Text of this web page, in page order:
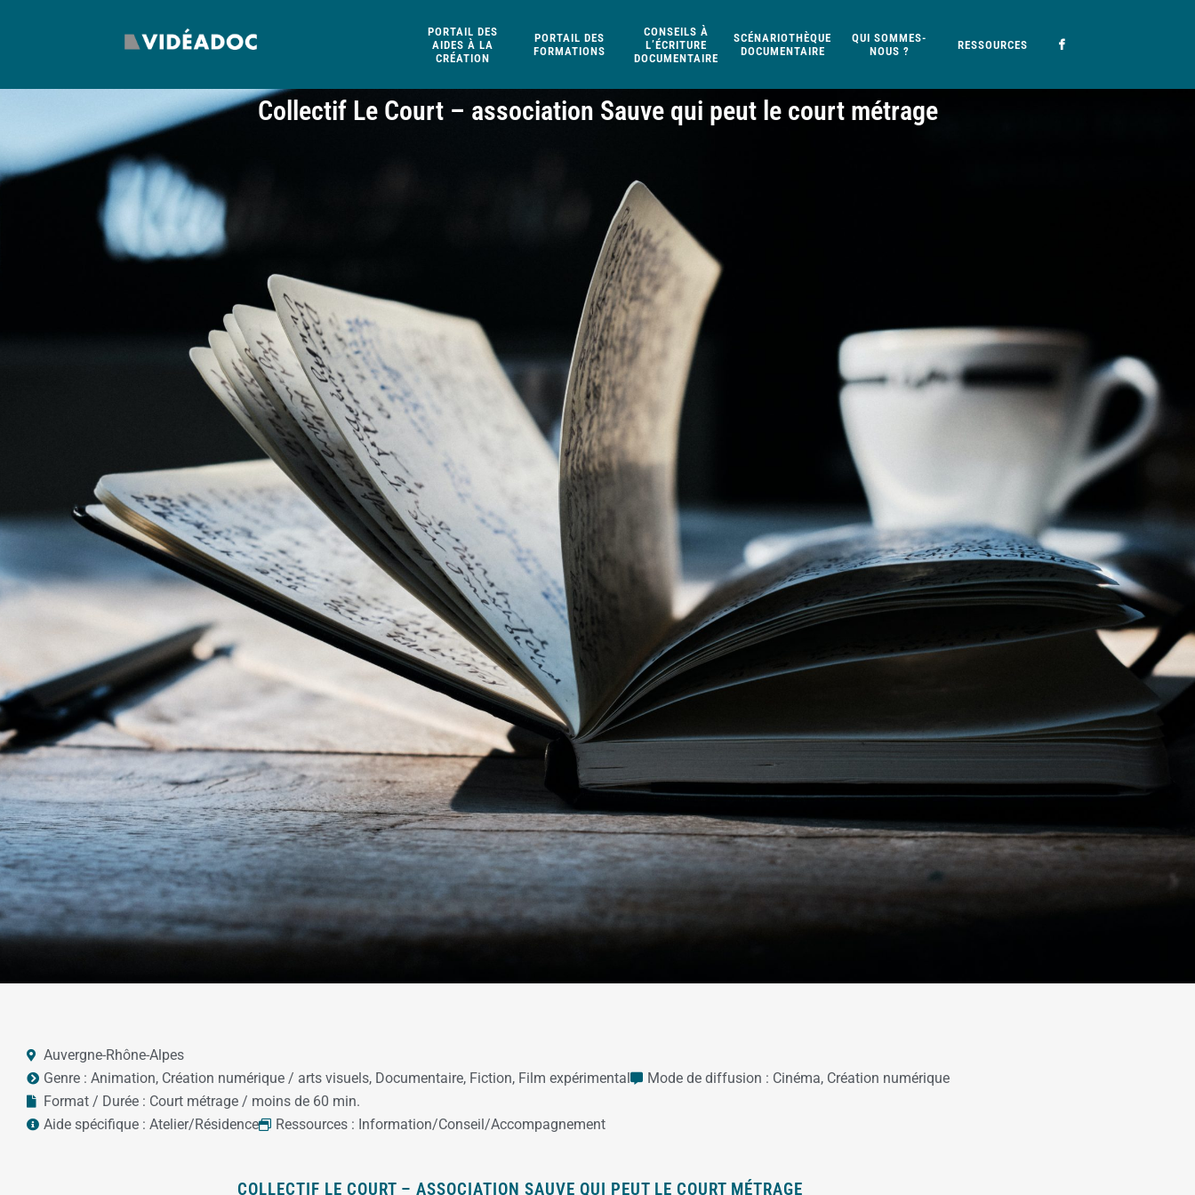
PORTAIL DES
AIDES À LA
CRÉATION
PORTAIL DES
FORMATIONS
CONSEILS À
L’ÉCRITURE
DOCUMENTAIRE
SCÉNARIOTHÈQUE
DOCUMENTAIRE
QUI SOMMES-
NOUS ?
RESSOURCES
Collectif Le Court – association Sauve qui peut le court métrage
Auvergne-Rhône-Alpes
Genre : Animation, Création numérique / arts visuels, Documentaire, Fiction, Film expérimental Mode de diffusion : Cinéma, Création numérique
Format / Durée : Court métrage / moins de 60 min.
Aide spécifique : Atelier/Résidence Ressources : Information/Conseil/Accompagnement
COLLECTIF LE COURT – ASSOCIATION SAUVE QUI PEUT LE COURT MÉTRAGE